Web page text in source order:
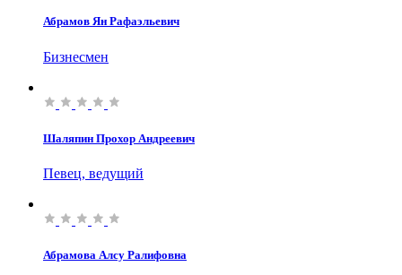
Абрамов Ян Рафаэльевич
Бизнесмен
Шаляпин Прохор Андреевич
Певец, ведущий
Абрамова Алсу Ралифовна